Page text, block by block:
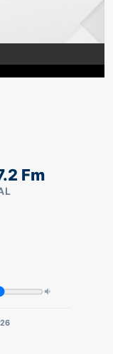
Fm